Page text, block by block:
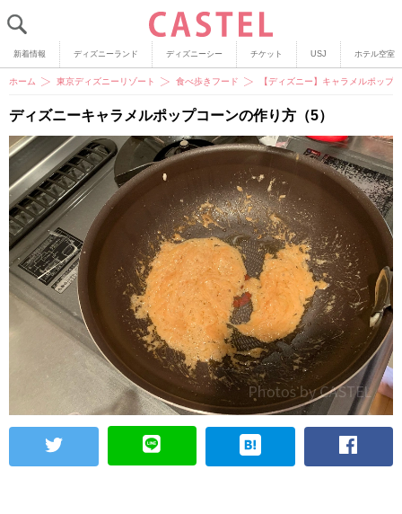
新着情報 ディズニーランド ディズニーシー チケット USJ ホテル空室
ホーム 東京ディズニーリゾート 食べ歩きフード 【ディズニー】キャラメルポップ
ディズニーキャラメルポップコーンの作り方（5）